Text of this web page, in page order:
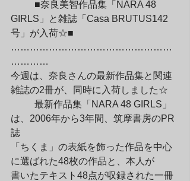
GIRLS」と雑誌「Casa BRUTUS142
号」が入荷☆■
……………………………………………
…………
今週は、奈良さんの最新作品集と関連
雑誌の2冊が、同時に入荷しました☆
は、2006年から3年間、筑摩書房のPR
誌
「ちくま」の表紙を飾った作品を中心
に選ばれた48枚の作品と、本人が
書いたテキスト48点が収録された一冊